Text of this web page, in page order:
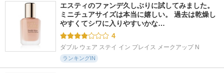
エスティのファンデ久しぶりに試してみました。
ミニチュアサイズは本当に嬉しい。 過去は乾燥し
やすくてシワに入りやすいかな…
4
ダブル ウェア ステイ イン プレイス メークアップ N
ランキングIN